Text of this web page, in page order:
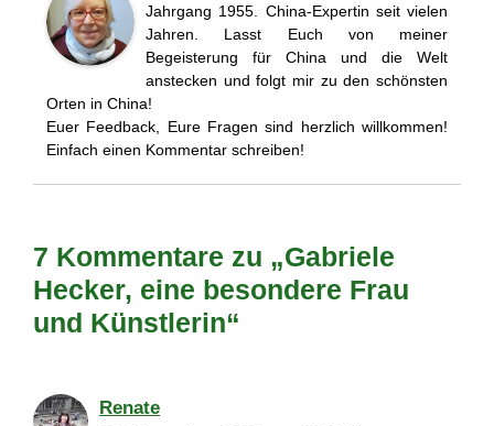
Jahrgang 1955. China-Expertin seit vielen
Jahren. Lasst Euch von meiner
Begeisterung für China und die Welt
anstecken und folgt mir zu den schönsten
Orten in China!
Euer Feedback, Eure Fragen sind herzlich willkommen!
Einfach einen Kommentar schreiben!
7 Kommentare zu „Gabriele
Hecker, eine besondere Frau
und Künstlerin“
Renate